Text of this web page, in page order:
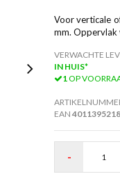
Voor verticale
mm. Oppervlak
VERWACHTE
IN HUIS*
1 OP
EAN
-